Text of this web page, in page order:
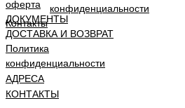
конфиденциальности
Контакты
оферта
ДОКУМЕНТЫ
ДОСТАВКА И ВОЗВРАТ
Политика
конфиденциальности
АДРЕСА
КОНТАКТЫ